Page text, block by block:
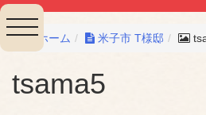
toggle
navigation
ホーム 米子市 T様邸
tsama5